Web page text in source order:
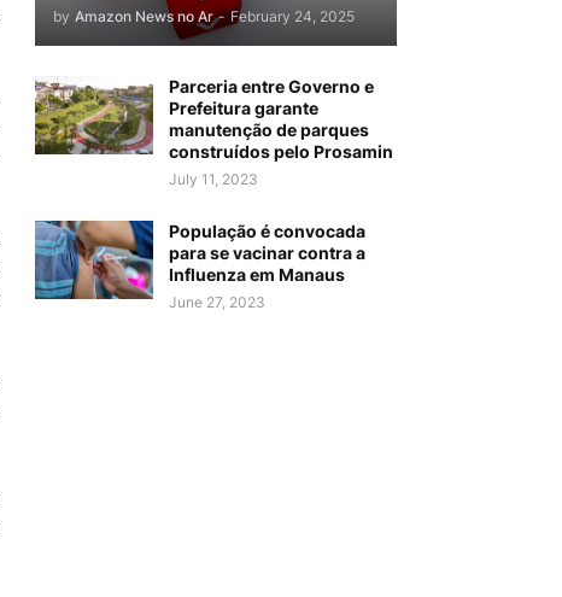
by Amazon News no Ar - February 24, 2025
Parceria entre Governo e
Prefeitura garante
manutenção de parques
construídos pelo Prosamin
July 11, 2023
População é convocada
para se vacinar contra a
Influenza em Manaus
June 27, 2023